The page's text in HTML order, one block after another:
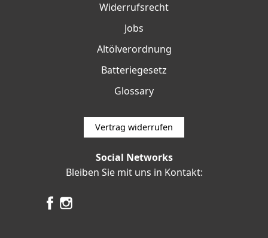
Widerrufsrecht
Jobs
Altölverordnung
Batteriegesetz
Glossary
Vertrag widerrufen
Social Networks
Bleiben Sie mit uns in Kontakt: